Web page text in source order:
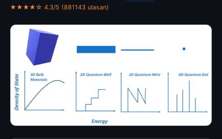
★★★★☆ 4.3/5 (881143 ulasan)